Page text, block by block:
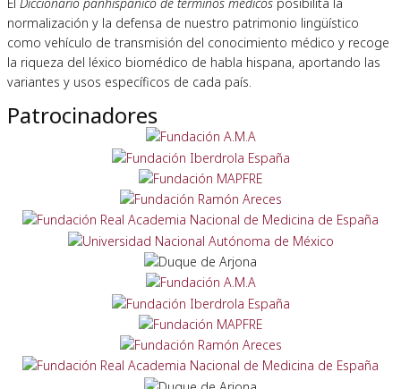
normalización y la defensa de nuestro patrimonio lingüístico
como vehículo de transmisión del conocimiento médico y recoge
la riqueza del léxico biomédico de habla hispana, aportando las
variantes y usos específicos de cada país.
Patrocinadores